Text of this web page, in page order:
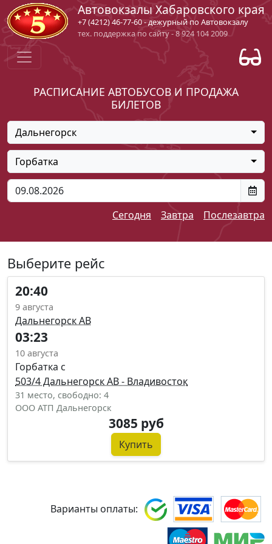
Автовокзалы Хабаровского края
+7 (4212) 46-77-60 - дежурный по Автовокзалу
тех. поддержка по сайту - 8 924 104 2009
РАСПИСАНИЕ АВТОБУСОВ И ПРОДАЖА
БИЛЕТОВ
Дальнегорск
Горбатка
Сегодня Завтра Послезавтра
Выберите рейс
20:40
9 августа
Дальнегорск АВ
03:23
10 августа
Горбатка с
503/4 Дальнегорск АВ - Владивосток
31 место, свободно: 4
ООО АТП Дальнегорск
3085 руб
Купить
Варианты оплаты: